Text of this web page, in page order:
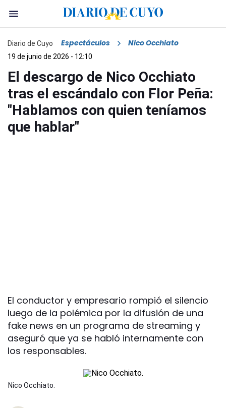
Diario de Cuyo Espectáculos Nico Occhiato
19 de junio de 2026 - 12:10
El descargo de Nico Occhiato
tras el escándalo con Flor Peña:
"Hablamos con quien teníamos
que hablar"
El conductor y empresario rompió el silencio
luego de la polémica por la difusión de una
fake news en un programa de streaming y
aseguró que ya se habló internamente con
los responsables.
Nico Occhiato.